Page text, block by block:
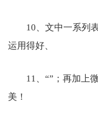
10、文中一系列
运用得好、
11、“”；再加上
美！